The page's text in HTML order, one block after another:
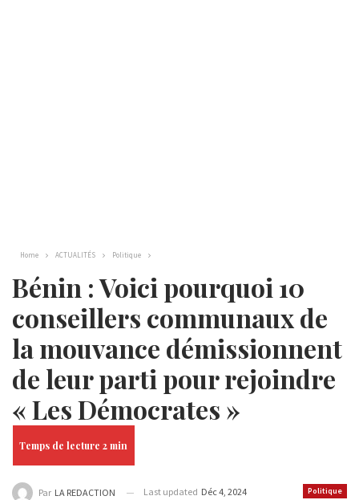
Home ACTUALITÉS Politique
Bénin : Voici pourquoi 10
conseillers communaux de
la mouvance démissionnent
de leur parti pour rejoindre
« Les Démocrates »
Politique
Par LA REDACTION Last updated Déc 4, 2024